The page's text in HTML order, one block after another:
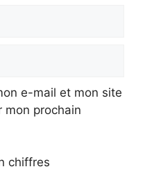
e-mail et mon site
mon prochain
chiffres